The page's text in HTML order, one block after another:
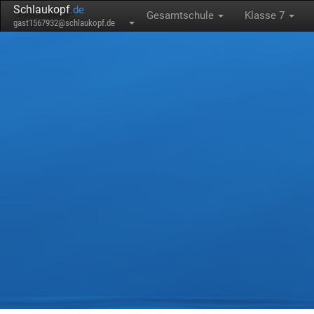
Schlaukopf.de
gast1567932@schlaukopf.de
Gesamtschule Klasse 7